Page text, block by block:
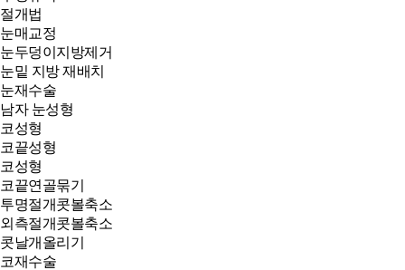
절개법
눈매교정
눈두덩이지방제거
눈밑 지방 재배치
눈재수술
남자 눈성형
코성형
코끝성형
코성형
코끝연골묶기
투명절개콧볼축소
외측절개콧볼축소
콧날개올리기
코재수술